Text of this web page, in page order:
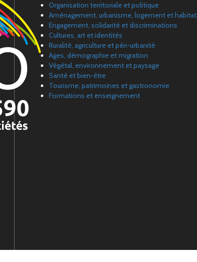
Organisation territoriale et politique
Aménagement, urbanisme, logement et habitat
Engagement, solidarité et discriminations
Cultures, art et identités
Ruralité, agriculture et péri-urbanité
Ages, démographie et migration
Végétal, environnement et paysage
Santé et bien-être
Tourisme, patrimoines et gastronomie
Formations et enseignement